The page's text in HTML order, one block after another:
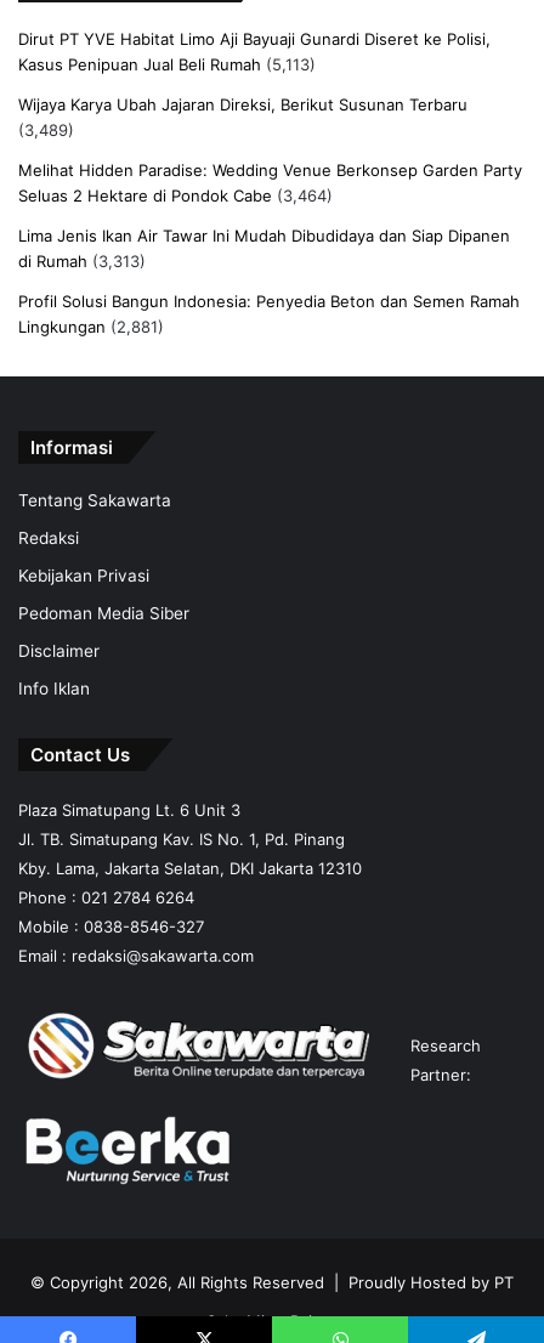
Dirut PT YVE Habitat Limo Aji Bayuaji Gunardi Diseret ke Polisi,
Kasus Penipuan Jual Beli Rumah (5,113)
Wijaya Karya Ubah Jajaran Direksi, Berikut Susunan Terbaru
(3,489)
Melihat Hidden Paradise: Wedding Venue Berkonsep Garden Party
Seluas 2 Hektare di Pondok Cabe (3,464)
Lima Jenis Ikan Air Tawar Ini Mudah Dibudidaya dan Siap Dipanen
di Rumah (3,313)
Profil Solusi Bangun Indonesia: Penyedia Beton dan Semen Ramah
Lingkungan (2,881)
Informasi
Tentang Sakawarta
Redaksi
Kebijakan Privasi
Pedoman Media Siber
Disclaimer
Info Iklan
Contact Us
Plaza Simatupang Lt. 6 Unit 3
Jl. TB. Simatupang Kav. IS No. 1, Pd. Pinang
Kby. Lama, Jakarta Selatan, DKI Jakarta 12310
Phone : 021 2784 6264
Mobile : 0838-8546-327
Email : redaksi@sakawarta.com
Research
Partner:
© Copyright 2026, All Rights Reserved | Proudly Hosted by PT
Saka Mitra Rajasa